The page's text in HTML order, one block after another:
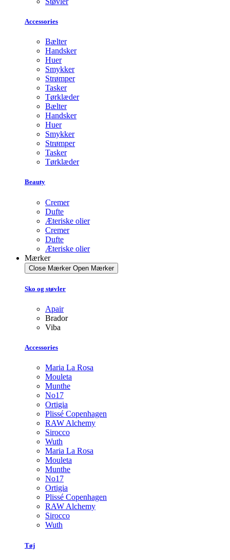
Accessories
Bælter
Handsker
Huer
Smykker
Strømper
Tasker
Tørklæder
Bælter
Handsker
Huer
Smykker
Strømper
Tasker
Tørklæder
Beauty
Cremer
Dufte
Æteriske olier
Cremer
Dufte
Æteriske olier
Mærker
Close Mærker Open Mærker
Sko og støvler
Apair
Brador
Viba
Accessories
Maria La Rosa
Mouleta
Munthe
No17
Ortigia
Plissé Copenhagen
RAW Alchemy
Sirocco
Wuth
Maria La Rosa
Mouleta
Munthe
No17
Ortigia
Plissé Copenhagen
RAW Alchemy
Sirocco
Wuth
Tøj